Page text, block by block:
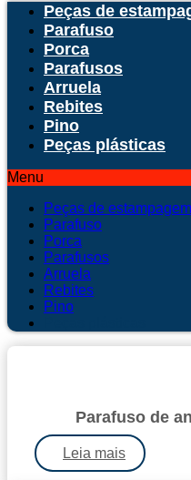
Peças de
Parafuso
Porca
Parafusos
Arruela
Rebites
Pino
Peças plásticas
Menu
Peças de estampagem
Parafuso
Porca
Parafusos
Arruela
Rebites
Pino
Parafuso de
Leia mais